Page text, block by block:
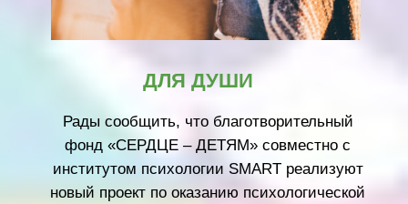
МАГИСТРАЛИ ИЗ СТАЛИ